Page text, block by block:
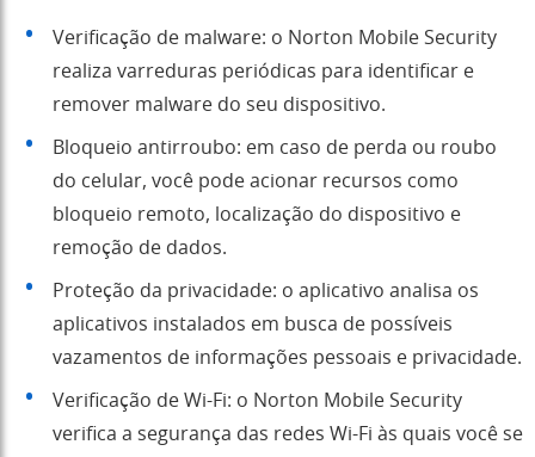
Verificação de malware: o Norton Mobile Security
realiza varreduras periódicas para identificar e
remover malware do seu dispositivo.
Bloqueio antirroubo: em caso de perda ou roubo
do celular, você pode acionar recursos como
bloqueio remoto, localização do dispositivo e
remoção de dados.
Proteção da privacidade: o aplicativo analisa os
aplicativos instalados em busca de possíveis
vazamentos de informações pessoais e privacidade.
Verificação de Wi-Fi: o Norton Mobile Security
verifica a segurança das redes Wi-Fi às quais você se